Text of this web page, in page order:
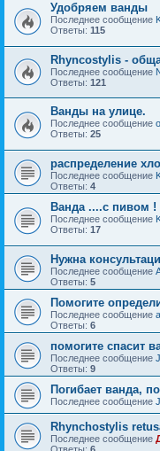
Удобряем ванды
Последнее сообщение
Ответы: 115
Rhyncostylis -
Последнее сообщение
Ответы: 121
Ванды на улице.
Последнее сообщение
Ответы: 25
распределение
Последнее сообщение
Ответы: 4
Ванда ....с пивом !
Последнее сообщение
Ответы: 17
Нужна
Последнее сообщение
Ответы: 5
Помогите
Последнее сообщение
Ответы: 6
помогите спасит
Последнее сообщение
Ответы: 9
Погибает ванда,
Последнее сообщение
Rhynchostylis
Последнее сообщение